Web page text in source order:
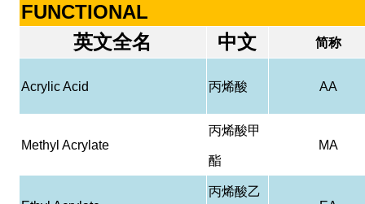
FUNCTIONAL
英文全名
中文 简称
Acrylic Acid 丙烯酸 AA
Methyl Acrylate
丙烯酸甲
酯
MA
丙烯酸乙